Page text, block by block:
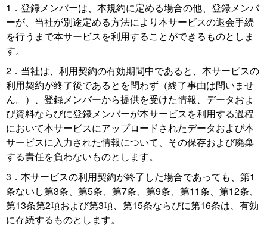
1．登録メンバーは、本規約に定める場合の他、登録メンバ
ーが、当社が別途定める方法により本サービスの退会手続
を行うまで本サービスを利用することができるものとしま
す。
2．当社は、利用契約の有効期間中であると、本サービスの
利用契約が終了後であるとを問わず（終了事由は問いませ
ん。）、登録メンバーから提供を受けた情報、データおよ
び資料ならびに登録メンバーが本サービスを利用する過程
において本サービスにアップロードされたデータおよび本
サービスに入力された情報について、その保存および廃棄
する責任を負わないものとします。
3．本サービスの利用契約が終了した場合であっても、第1
条ないし第3条、第5条、第7条、第9条、第11条、第12条、
第13条第2項および第3項、第15条ならびに第16条は、有効
に存続するものとします。